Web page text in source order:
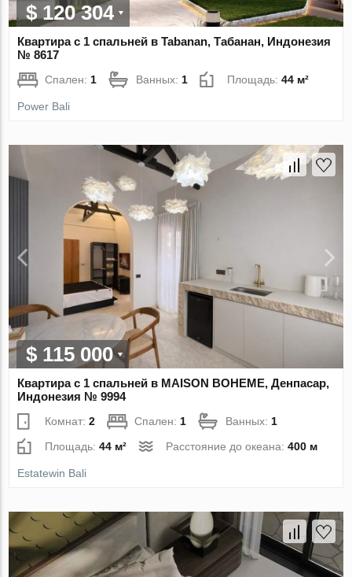
$ 120 304
Квартира с 1 спальней в Tabanan, Табанан, Индонезия
№ 8617
Спален: 1 Ванных: 1 Площадь:44 м²
Power Bali
$ 115 000
Квартира с 1 спальней в MAISON BOHEME, Денпасар,
Индонезия № 9994
Комнат:2 Спален: 1 Ванных: 1
Площадь:44 м² Расстояние до океана:400 м
Estatewin Bali